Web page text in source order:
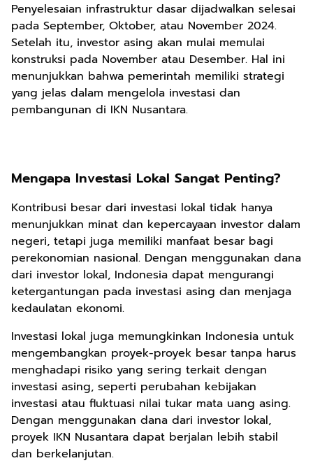
Penyelesaian infrastruktur dasar dijadwalkan selesai
pada September, Oktober, atau November 2024.
Setelah itu, investor asing akan mulai memulai
konstruksi pada November atau Desember. Hal ini
menunjukkan bahwa pemerintah memiliki strategi
yang jelas dalam mengelola investasi dan
pembangunan di IKN Nusantara.
Mengapa Investasi Lokal Sangat Penting?
Kontribusi besar dari investasi lokal tidak hanya
menunjukkan minat dan kepercayaan investor dalam
negeri, tetapi juga memiliki manfaat besar bagi
perekonomian nasional. Dengan menggunakan dana
dari investor lokal, Indonesia dapat mengurangi
ketergantungan pada investasi asing dan menjaga
kedaulatan ekonomi.
Investasi lokal juga memungkinkan Indonesia untuk
mengembangkan proyek-proyek besar tanpa harus
menghadapi risiko yang sering terkait dengan
investasi asing, seperti perubahan kebijakan
investasi atau fluktuasi nilai tukar mata uang asing.
Dengan menggunakan dana dari investor lokal,
proyek IKN Nusantara dapat berjalan lebih stabil
dan berkelanjutan.